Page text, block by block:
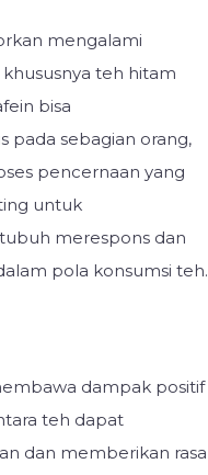
mengalami
teh hitam
bisa
pada sebagian orang,
pencernaan yang
untuk
merespons dan
pola konsumsi teh.
dampak positif
teh dapat
dan memberikan rasa